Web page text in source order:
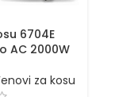
6704E
AC 2000W
za kosu